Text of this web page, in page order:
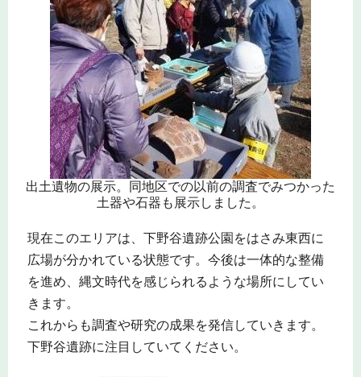
出土遺物の展示。同地区での以前の調査でみつかった
土器や石器も展示しました。
現在このエリアは、下野谷遺跡公園をはさみ東西に
広場が分かれている状態です。今後は一体的な整備
を進め、縄文時代を感じられるような場所にしてい
きます。
これからも調査や研究の成果を発信していきます。
下野谷遺跡に注目していてください。